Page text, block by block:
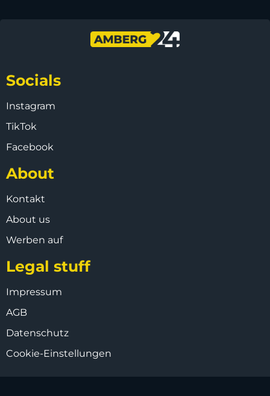
Socials
Instagram
TikTok
Facebook
About
Kontakt
About us
Werben auf
Legal stuff
Impressum
AGB
Datenschutz
Cookie-Einstellungen